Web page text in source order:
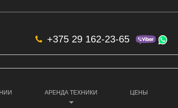
+375 29 162-23-65
АРЕНДА ТЕХНИКИ ЦЕНЫ